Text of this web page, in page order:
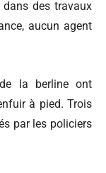
des travaux
aucun agent
la berline ont
à pied. Trois
par les policiers